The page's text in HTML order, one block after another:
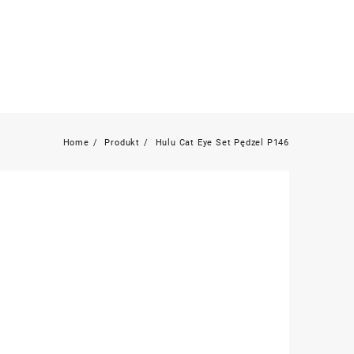
Home Produkt Hulu Cat Eye Set Pędzel P146